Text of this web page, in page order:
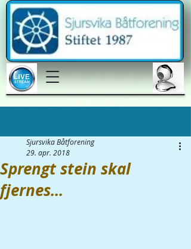
Sprengt stein skal
fjernes...
Sjursvika Båtforening
29. apr. 2018